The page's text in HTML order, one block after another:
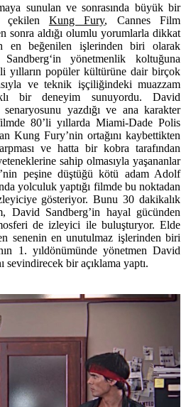
sunulan ve sonrasında büyük bir
çekilen Kung Fury, Cannes Film
sonra aldığı olumlu yorumlarla dikkat
en beğenilen işlerinden biri olarak
‘in yönetmenlik koltuğuna
yılların popüler kültürüne dair birçok
ve teknik işçiliğindeki muazzam
bir deneyim sunuyordu. David
senaryosunu yazdığı ve ana karakter
filmde 80’li yıllarda Miami-Dade Polis
Kung Fury’nin ortağını kaybettikten
ve hatta bir kobra tarafından
sahip olmasıyla yaşananlar
peşine düştüğü kötü adam Adolf
yolculuk yaptığı filmde bu noktadan
gösteriyor. Bunu 30 dakikalık
David Sandberg’in hayal gücünden
de izleyici ile buluşturyor. Elde
senenin en unutulmaz işlerinden biri
1. yıldönümünde yönetmen David
sevindirecek bir açıklama yaptı.